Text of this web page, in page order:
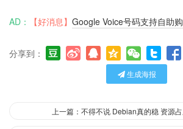
AD： 【好消息】 Google Voice号码支持自助购
分享到：
生成海报
上一篇：不得不说 Debian真的稳 资源